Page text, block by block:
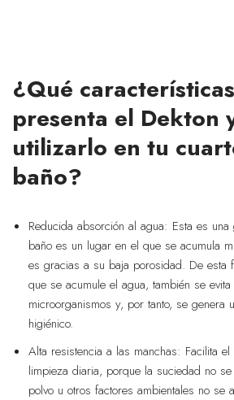
¿Qué
presenta el Dekton
utilizarlo en tu
baño?
Reducida absorción al agua: Esta es
baño es un lugar en el que se acumula
es gracias a su baja porosidad. De esta
que se acumule el agua, también se
microorganismos y, por tanto, se genera
higiénico.
Alta resistencia a las manchas: Facilita el
limpieza diaria, porque la suciedad no
polvo u otros factores ambientales no se